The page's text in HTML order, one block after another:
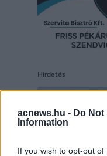
acnews.hu - Do Not
Information
If you wish to opt-out
Hirdetés